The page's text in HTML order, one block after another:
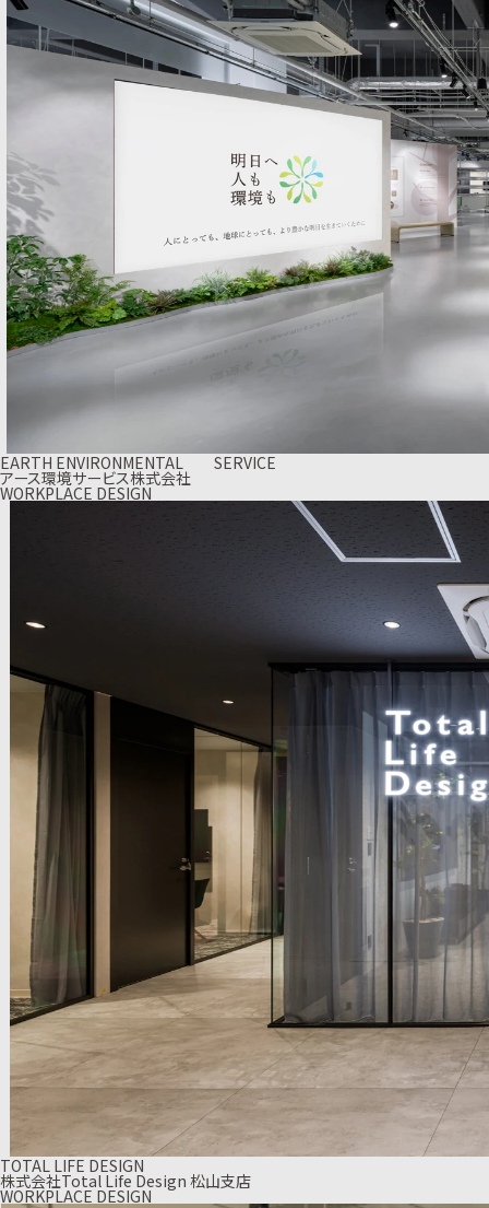
EARTH ENVIRONMENTAL SERVICE
アース環境サービス株式会社
WORKPLACE DESIGN
TOTAL LIFE DESIGN
株式会社Total Life Design 松山支店
WORKPLACE DESIGN